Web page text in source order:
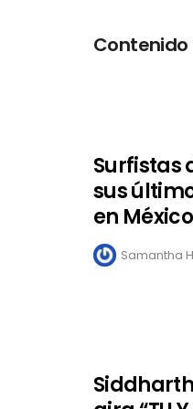
Surfistas
sus
en México
Samantha